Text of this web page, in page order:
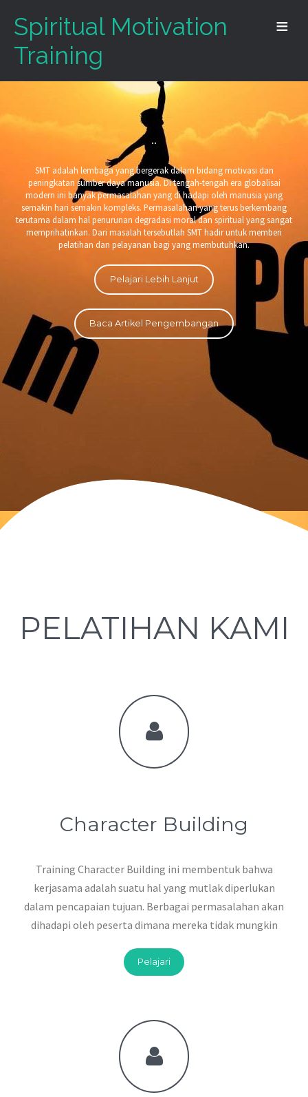
Spiritual Motivation
Training
..
SMT adalah lembaga yang bergerak dalam bidang motivasi dan
peningkatan sumber daya manusia. Di tengah-tengah era globalisai
modern ini banyak permasalahan yang di hadapi oleh manusia yang
semakin hari semakin kompleks. Permasalahan yang terus berkembang
terutama dalam hal penurunan degradasi moral dan spiritual yang sangat
memprihatinkan. Dari masalah tersebutlah SMT hadir untuk memberi
pelatihan dan pelayanan bagi yang membutuhkan.
Pelajari Lebih Lanjut
Baca Artikel Pengembangan
PELATIHAN KAMI
Character Building
Training Character Building ini membentuk bahwa
kerjasama adalah suatu hal yang mutlak diperlukan
dalam pencapaian tujuan. Berbagai permasalahan akan
dihadapi oleh peserta dimana mereka tidak mungkin
Pelajari